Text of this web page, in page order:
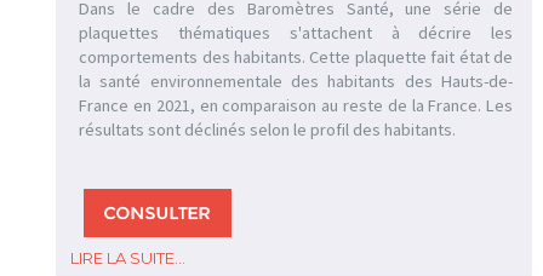
Dans le cadre des Baromètres Santé, une série de
plaquettes thématiques s'attachent à décrire les
comportements des habitants. Cette plaquette fait état de
la santé environnementale des habitants des Hauts-de-
France en 2021, en comparaison au reste de la France. Les
résultats sont déclinés selon le profil des habitants.
LIRE LA SUITE...